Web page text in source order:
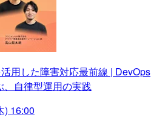
活用した障害対応最前線 | DevOps
自律型運用の実践
) 16:00